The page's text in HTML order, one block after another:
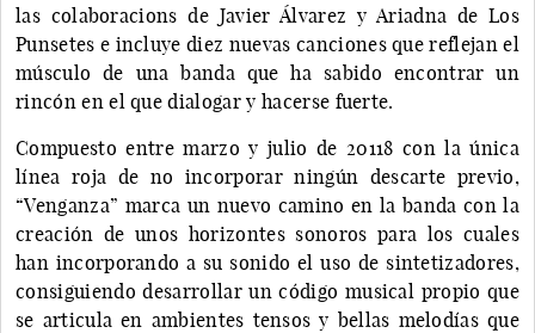
las colaboracions de Javier Álvarez y Ariadna de Los
Punsetes e incluye diez nuevas canciones que reflejan el
músculo de una banda que ha sabido encontrar un
rincón en el que dialogar y hacerse fuerte.
Compuesto entre marzo y julio de 20118 con la única
línea roja de no incorporar ningún descarte previo,
“Venganza” marca un nuevo camino en la banda con la
creación de unos horizontes sonoros para los cuales
han incorporando a su sonido el uso de sintetizadores,
consiguiendo desarrollar un código musical propio que
se articula en ambientes tensos y bellas melodías que